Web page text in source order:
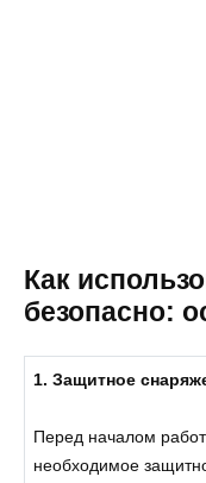
Как
безопасно:
1. Защитное
Перед началом
необходимое